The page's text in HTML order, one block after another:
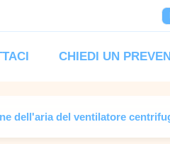
CHIEDI UN
dell'aria del ventilatore